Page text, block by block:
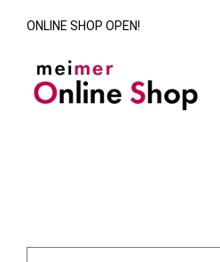
ONLINE SHOP OPEN!